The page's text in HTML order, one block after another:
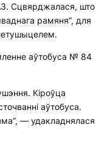
Сцвярджалася, што
рамяня”, для
аўтобуса № 84
Кіроўца
аўтобуса.
— удакладнялася